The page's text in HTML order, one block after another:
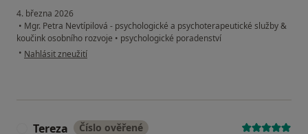
4. března 2026
• Mgr. Petra Nevtípilová - psychologické a psychoterapeutické služby &
koučink osobního rozvoje • psychologické poradenství
• podle názoru uživatele Michaela
Nahlásit zneužití
Tereza Číslo ověřené